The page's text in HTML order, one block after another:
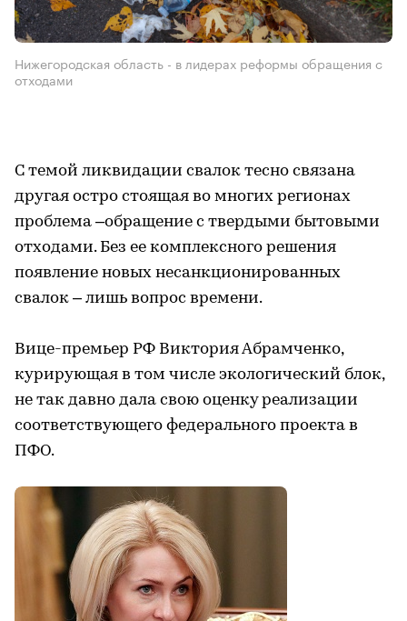
Нижегородская область - в лидерах реформы обращения с
отходами
С темой ликвидации свалок тесно связана
другая остро стоящая во многих регионах
проблема –обращение с твердыми бытовыми
отходами. Без ее комплексного решения
появление новых несанкционированных
свалок – лишь вопрос времени.
Вице-премьер РФ Виктория Абрамченко,
курирующая в том числе экологический блок,
не так давно дала свою оценку реализации
соответствующего федерального проекта в
ПФО.